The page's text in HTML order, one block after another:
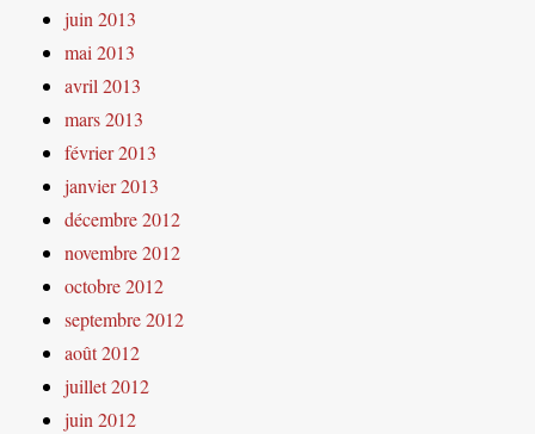
juin 2013
mai 2013
avril 2013
mars 2013
février 2013
janvier 2013
décembre 2012
novembre 2012
octobre 2012
septembre 2012
août 2012
juillet 2012
juin 2012